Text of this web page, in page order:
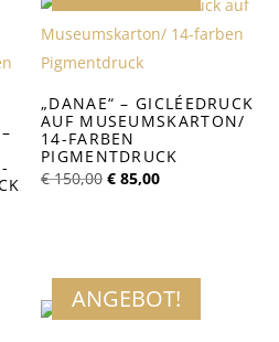
„DANAE“ – GICLÉEDRUCK
AUF MUSEUMSKARTON/
14-FARBEN
PIGMENTDRUCK
€150,00 Ursprünglicher
€ 85,00Aktueller
ANGEBOT!